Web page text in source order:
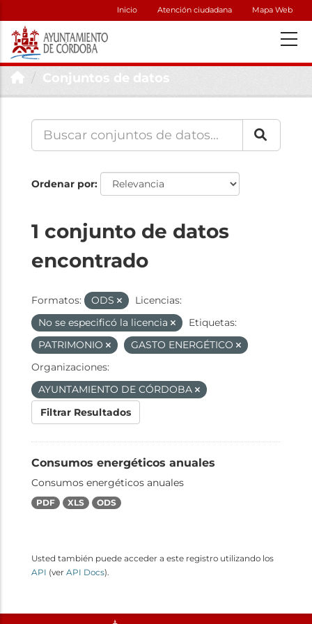
Inicio Atención ciudadana Mapa Web
Conjuntos de datos
Ordenar por
1 conjunto de datos
encontrado
Formatos: ODS
Licencias:
No se especificó la licencia
Etiquetas:
PATRIMONIO
GASTO ENERGÉTICO
Organizaciones:
AYUNTAMIENTO DE CÓRDOBA
Filtrar Resultados
Consumos energéticos anuales
Consumos energéticos anuales
PDF XLS ODS
Usted también puede acceder a este registro utilizando los
API (ver API Docs).